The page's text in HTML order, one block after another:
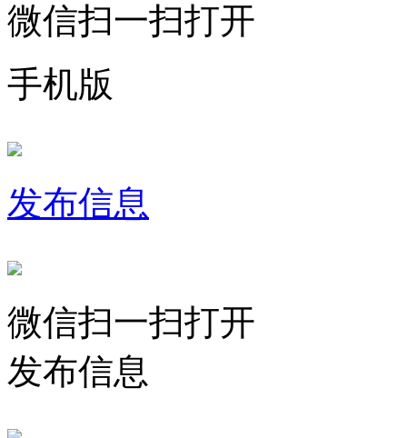
微信扫一扫打开
手机版
发布信息
微信扫一扫打开
发布信息